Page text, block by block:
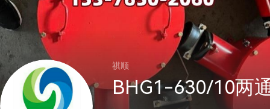
祺顺
BHG1-630/10两